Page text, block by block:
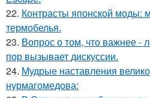
22. Контрасты японской моды:
термобелья.
23. Вопрос о том, что важнее -
пор вызывает дискуссии.
24. Мудрые наставления
нурмагомедова: